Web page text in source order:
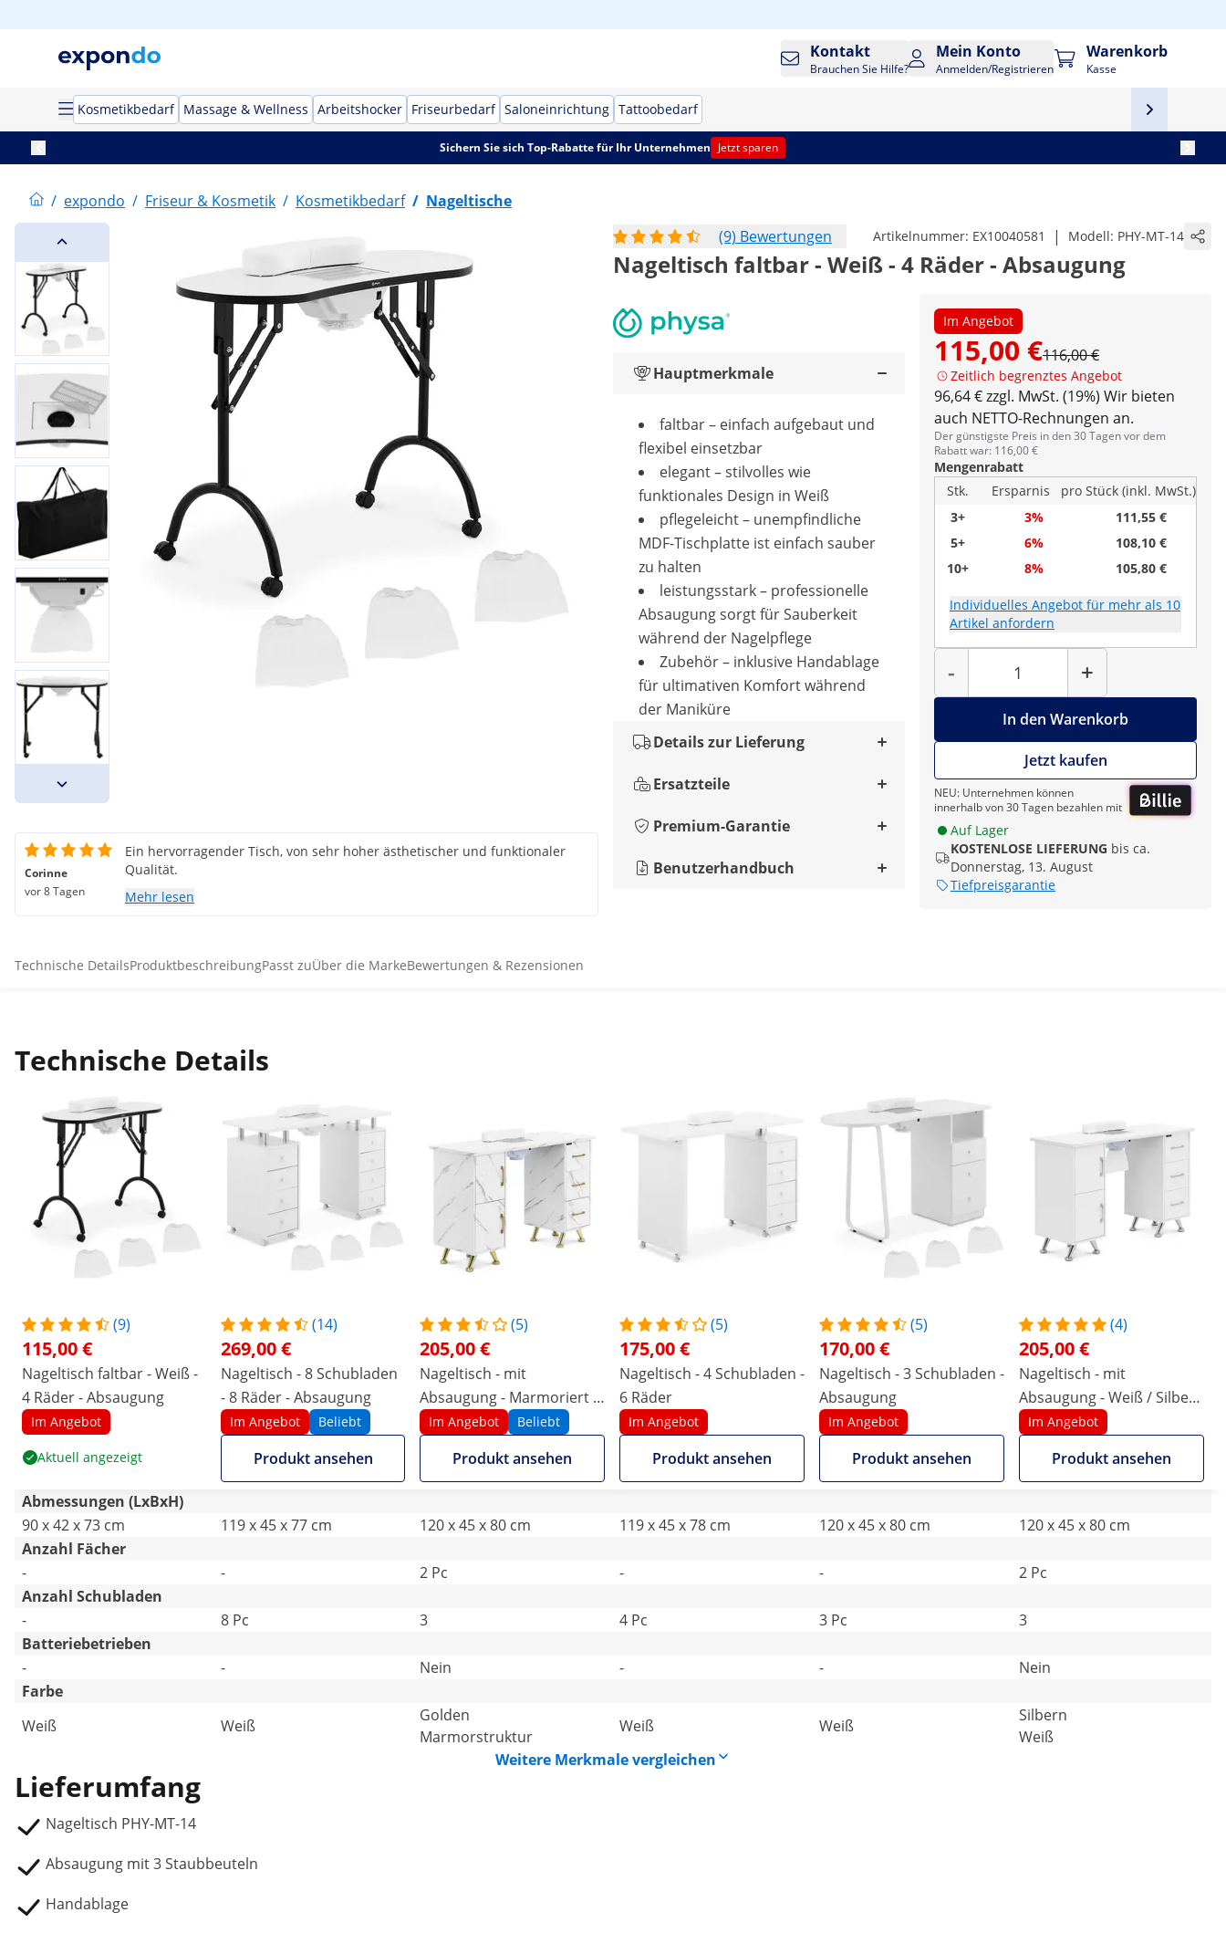
Kontakt
Brauchen Sie Hilfe?
Mein Konto
Anmelden/Registrieren
Warenkorb
Kasse
Kosmetikbedarf Massage & Wellness Arbeitshocker Friseurbedarf Saloneinrichtung Tattoobedarf
Sichern Sie sich Top-Rabatte für Ihr Unternehmen Jetzt sparen
/ expondo / Friseur & Kosmetik / Kosmetikbedarf / Nageltische
(9) Bewertungen
Artikelnummer: EX10040581 | Modell: PHY-MT-14
Nageltisch faltbar - Weiß - 4 Räder - Absaugung
Im Angebot
115,00 €116,00 €
Zeitlich begrenztes Angebot
96,64 € zzgl. MwSt. (19%) Wir bieten
auch NETTO-Rechnungen an.
Der günstigste Preis in den 30 Tagen vor dem
Rabatt war: 116,00 €
Mengenrabatt
Stk.
Ersparnis
pro Stück (inkl. MwSt.)
3+
3%
111,55 €
5+
6%
108,10 €
10+
8% 105,80 €
Individuelles Angebot für mehr als 10
Artikel anfordern
-
Menge
+
In den Warenkorb
Jetzt kaufen
NEU: Unternehmen können
innerhalb von 30 Tagen bezahlen mit
Auf Lager
KOSTENLOSE LIEFERUNG bis ca.
Donnerstag, 13. August
Tiefpreisgarantie
Hauptmerkmale
faltbar – einfach aufgebaut und
flexibel einsetzbar
elegant – stilvolles wie
funktionales Design in Weiß
pflegeleicht – unempfindliche
MDF-Tischplatte ist einfach sauber
zu halten
leistungsstark – professionelle
Absaugung sorgt für Sauberkeit
während der Nagelpflege
Zubehör – inklusive Handablage
für ultimativen Komfort während
der Maniküre
Details zur Lieferung
Ersatzteile
Premium-Garantie
Benutzerhandbuch
Corinne
vor 8 Tagen
Ein hervorragender Tisch, von sehr hoher ästhetischer und funktionaler
Qualität.
Mehr lesen
Technische DetailsProduktbeschreibungPasst zuÜber die MarkeBewertungen & Rezensionen
Technische Details
(9)
115,00 €
Nageltisch faltbar - Weiß -
4 Räder - Absaugung
Im Angebot
Aktuell angezeigt
(14)
269,00 €
Nageltisch - 8 Schubladen
- 8 Räder - Absaugung
Im Angebot Beliebt
Produkt ansehen
(5)
205,00 €
Nageltisch - mit
Absaugung - Marmoriert /
Golden - 3 Schubladen -
Handablage
Im Angebot Beliebt
Produkt ansehen
(5)
175,00 €
Nageltisch - 4 Schubladen -
6 Räder
Im Angebot
Produkt ansehen
(5)
170,00 €
Nageltisch - 3 Schubladen -
Absaugung
Im Angebot
Produkt ansehen
(4)
205,00 €
Nageltisch - mit
Absaugung - Weiß / Silbern
- 3 Schubladen -
Handablage
Im Angebot
Produkt ansehen
Abmessungen (LxBxH)
90 x 42 x 73 cm
119 x 45 x 77 cm 120 x 45 x 80 cm 119 x 45 x 78 cm 120 x 45 x 80 cm
120 x 45 x 80 cm
Anzahl Fächer
-
- 2 Pc - -
2 Pc
Anzahl Schubladen
-
8 Pc 3 4 Pc 3 Pc
3
Batteriebetrieben
-
- Nein - -
Nein
Farbe
Weiß
Weiß
Golden
Marmorstruktur
Weiß Weiß
Silbern
Weiß
Weitere Merkmale vergleichen
Lieferumfang
Nageltisch PHY-MT-14
Absaugung mit 3 Staubbeuteln
Handablage